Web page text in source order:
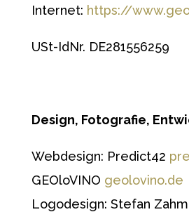
Internet: https://
USt-IdNr. DE281556259
Design, Fotografie,
Webdesign: Predict42
GEOloVINO geolovino.de
Logodesign: Stefan Zahm